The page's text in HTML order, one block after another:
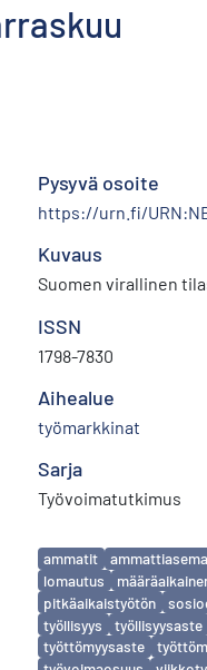
Pysyvä osoite
https://urn.fi/
Kuvaus
Suomen virallinen
ISSN
1798-7830
Aihealue
työmarkkinat
Sarja
Työvoimatutkimus
Avainsanat
ammatit ammattiasema
lomautus
pitkäaikaistyötön
työllisyys
työllisyysaste
työttömyysaste